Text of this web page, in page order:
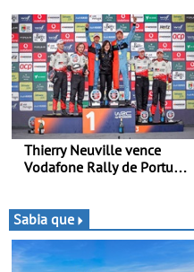
Espanhol de Kart - Piloto
de Beja chega para a 2ª
ronda do Campeonato
Espanhol de Kart, em
Teruel
Thierry Neuville vence
Vodafone Rally de Portugal
Sabia que